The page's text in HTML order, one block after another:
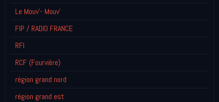
Le Mouv'- Mouv'
FIP / RADIO FRANCE
RFI
RCF (Fourvière)
région grand nord
région grand est